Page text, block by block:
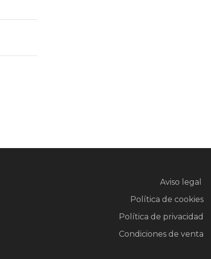
Aviso legal
Política de cookies
Política de privacidad
Condiciones de venta